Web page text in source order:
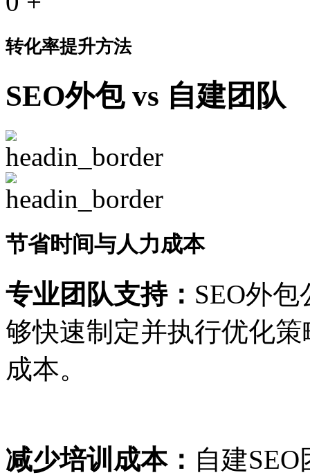
转化率提升方法
SEO外包 vs 自建团队
节省时间与人力成本
专业团队支持： SEO外
够快速制定并执行优化
成本。
减少培训成本： 自建